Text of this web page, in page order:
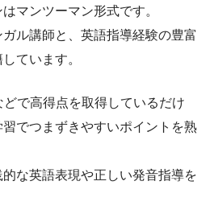
マンツーマン形式です。
ル講師と、英語指導経験の豊富
ています。
で高得点を取得しているだけ
でつまずきやすいポイントを熟
な英語表現や正しい発音指導を